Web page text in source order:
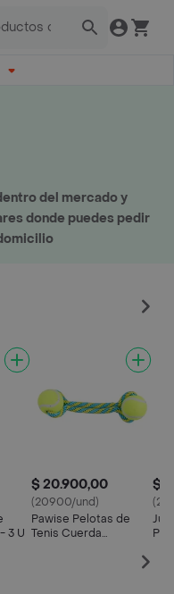
del mercado y
donde puedes pedir
3 U
$ 20.900,00
(20900/und)
Pawise Pelotas de
Tenis Cuerda
$